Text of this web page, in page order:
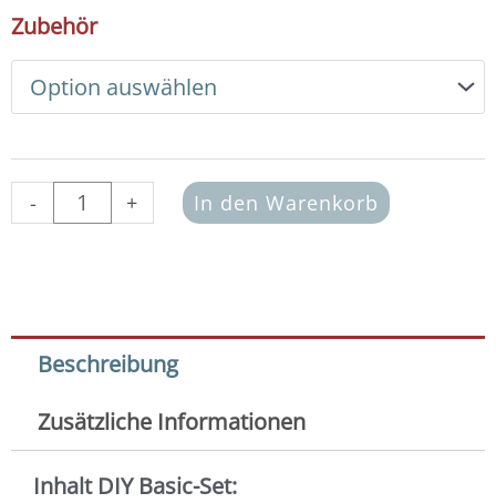
Zubehör
-
DIY
Armband
Basic
Set
Glasperlen
mm
(cherry
red)
+ In den Warenkorb
Beschreibung
Zusätzliche Informationen
Inhalt DIY Basic-Set: